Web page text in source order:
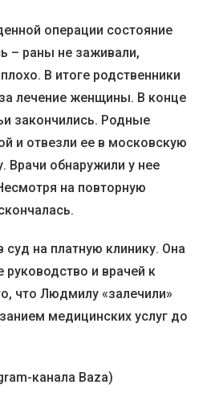
операции состояние
– раны не заживали,
В итоге родственники
лечение женщины. В конце
закончились. Родные
и отвезли ее в московскую
Врачи обнаружили у нее
на повторную
суд на платную клинику. Она
руководство и врачей к
что Людмилу «залечили»
медицинских услуг до
канала Baza)